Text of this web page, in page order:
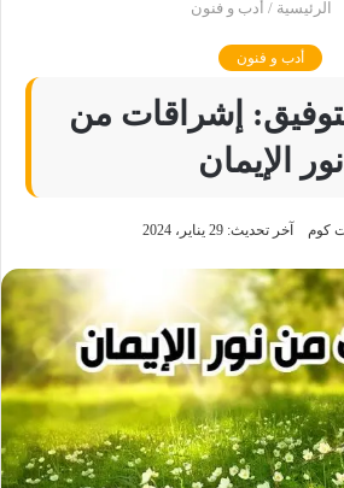
الرئيسية / أدب و فنون
أدب و فنون
إشراقات من
نور الإيمان
كوم آخر تحديث: 29 يناير، 2024